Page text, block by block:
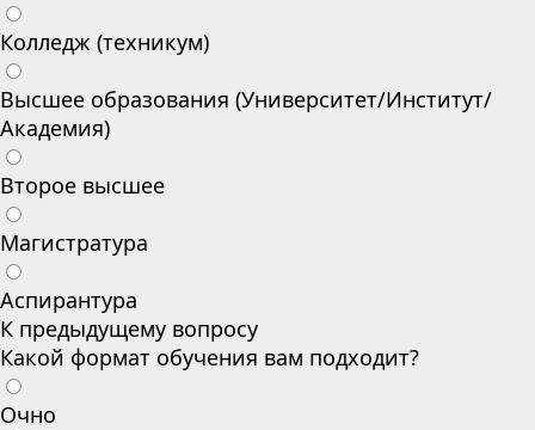
Колледж (техникум)
Высшее образования (Университет/Институт/
Академия)
Второе высшее
Магистратура
Аспирантура
К предыдущему вопросу
Какой формат обучения вам подходит?
Очно